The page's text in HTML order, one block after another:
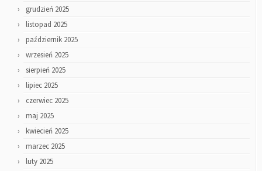
grudzień 2025
listopad 2025
październik 2025
wrzesień 2025
sierpień 2025
lipiec 2025
czerwiec 2025
maj 2025
kwiecień 2025
marzec 2025
luty 2025